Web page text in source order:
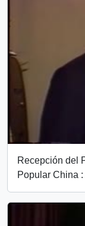
Recepción del
Popular China